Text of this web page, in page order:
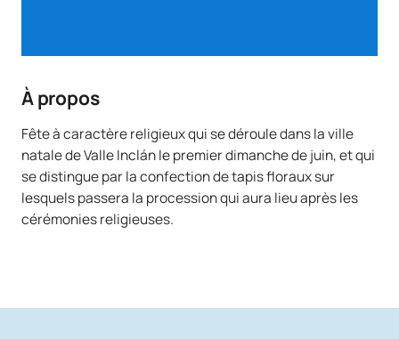
À propos
Fête à caractère religieux qui se déroule dans la ville
natale de Valle Inclán le premier dimanche de juin, et qui
se distingue par la confection de tapis floraux sur
lesquels passera la procession qui aura lieu après les
cérémonies religieuses.